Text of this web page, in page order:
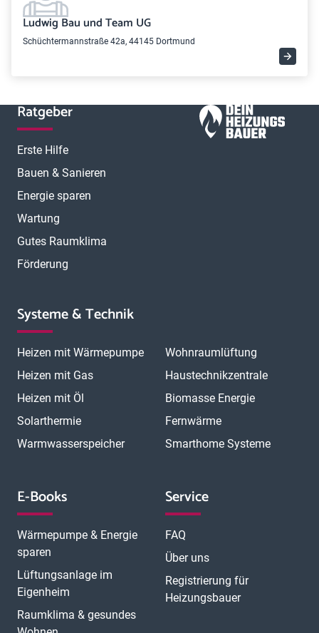
Ludwig Bau und Team UG
Schüchtermannstraße 42a, 44145 Dortmund
Ratgeber
Erste Hilfe
Bauen & Sanieren
Energie sparen
Wartung
Gutes Raumklima
Förderung
Systeme & Technik
Heizen mit Wärmepumpe
Heizen mit Gas
Heizen mit Öl
Solarthermie
Warmwasserspeicher
Wohnraumlüftung
Haustechnikzentrale
Biomasse Energie
Fernwärme
Smarthome Systeme
E-Books
Wärmepumpe & Energie
sparen
Lüftungsanlage im
Eigenheim
Raumklima & gesundes
Service
FAQ
Über uns
Registrierung für
Heizungsbauer